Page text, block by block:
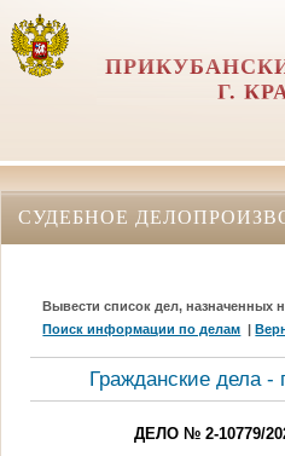
Г.
СУДЕБНОЕ
Вывести список дел, назначенных
Поиск информации по делам |
Гражданские дела -
ДЕЛО № 2-10779/